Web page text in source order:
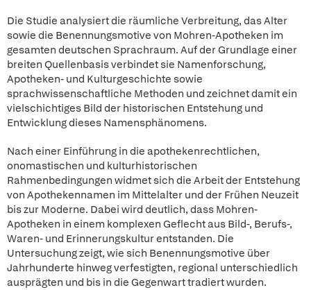
Die Studie analysiert die räumliche Verbreitung, das Alter
sowie die Benennungsmotive von Mohren-Apotheken im
gesamten deutschen Sprachraum. Auf der Grundlage einer
breiten Quellenbasis verbindet sie Namenforschung,
Apotheken- und Kulturgeschichte sowie
sprachwissenschaftliche Methoden und zeichnet damit ein
vielschichtiges Bild der historischen Entstehung und
Entwicklung dieses Namensphänomens.
Nach einer Einführung in die apothekenrechtlichen,
onomastischen und kulturhistorischen
Rahmenbedingungen widmet sich die Arbeit der Entstehung
von Apothekennamen im Mittelalter und der Frühen Neuzeit
bis zur Moderne. Dabei wird deutlich, dass Mohren-
Apotheken in einem komplexen Geflecht aus Bild-, Berufs-,
Waren- und Erinnerungskultur entstanden. Die
Untersuchung zeigt, wie sich Benennungsmotive über
Jahrhunderte hinweg verfestigten, regional unterschiedlich
ausprägten und bis in die Gegenwart tradiert wurden.